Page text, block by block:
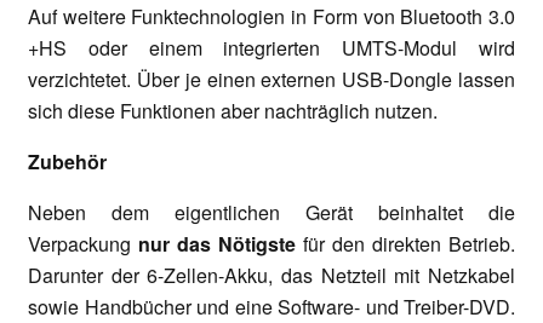
Auf weitere Funktechnologien in Form von Bluetooth 3.0
+HS oder einem integrierten UMTS-Modul wird
verzichtetet. Über je einen externen USB-Dongle lassen
sich diese Funktionen aber nachträglich nutzen.
Zubehör
Neben dem eigentlichen Gerät beinhaltet die
Verpackung nur das Nötigste für den direkten Betrieb.
Darunter der 6-Zellen-Akku, das Netzteil mit Netzkabel
sowie Handbücher und eine Software- und Treiber-DVD.